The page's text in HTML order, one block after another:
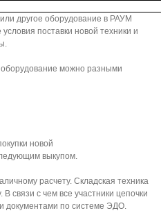
другое оборудование в РАУМ
поставки новой техники и
оборудование можно разными
новой
выкупом.
расчету. Складская техника
связи с чем все участники цепочки
документами по системе ЭДО.